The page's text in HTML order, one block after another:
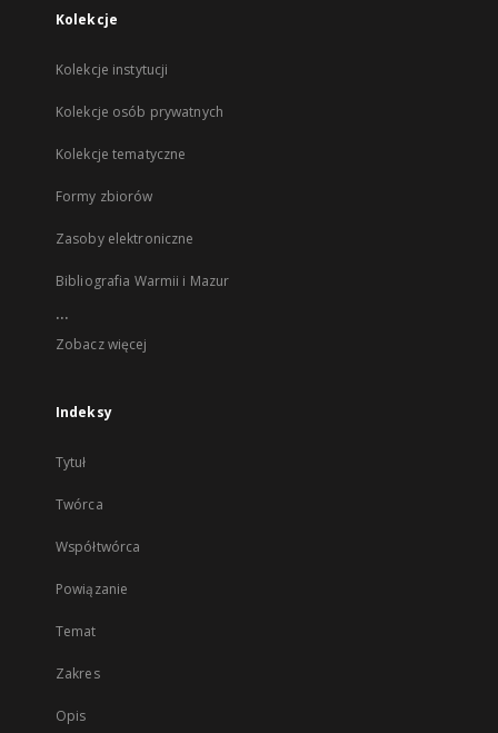
Kolekcje
Kolekcje instytucji
Kolekcje osób prywatnych
Kolekcje tematyczne
Formy zbiorów
Zasoby elektroniczne
Bibliografia Warmii i Mazur
...
Zobacz więcej
Indeksy
Tytuł
Twórca
Współtwórca
Powiązanie
Temat
Zakres
Opis